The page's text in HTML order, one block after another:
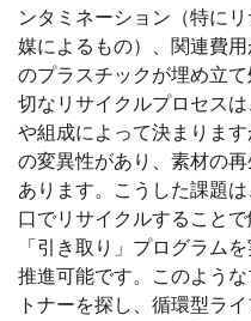
ンタミネーション（特に
媒によるもの）、関連費
のプラスチックが埋め立
切なリサイクルプロセス
や組成によって決まりま
の変異性があり、素材の
あります。こうした課題
口でリサイクルすること
「引き取り」プログラム
推進可能です。このよう
トナーを探し、循環型ラ